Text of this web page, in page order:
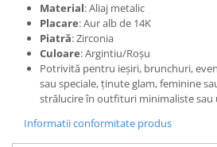
Material: Aliaj metalic
Placare: Aur alb de 14K
Piatră: Zirconia
Culoare: Argintiu/Roșu
Potrivită pentru ieșiri, brunchuri,
sau speciale, ținute glam, feminine
strălucire în outfituri minimaliste sau
Informatii conformitate produs